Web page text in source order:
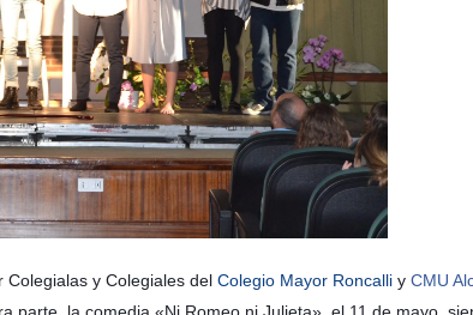
Colegialas y Colegiales delColegio Mayor Roncalli yCMU